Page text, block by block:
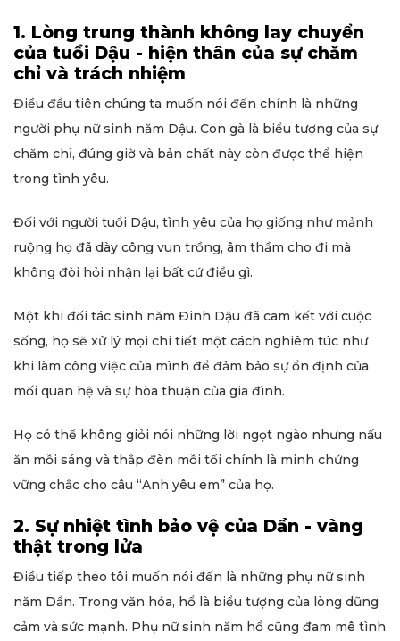
1. Lòng trung thành không lay chuyển
của tuổi Dậu - hiện thân của sự chăm
chỉ và trách nhiệm
Điều đầu tiên chúng ta muốn nói đến chính là những
người phụ nữ sinh năm Dậu. Con gà là biểu tượng của sự
chăm chỉ, đúng giờ và bản chất này còn được thể hiện
trong tình yêu.
Đối với người tuổi Dậu, tình yêu của họ giống như mảnh
ruộng họ đã dày công vun trồng, âm thầm cho đi mà
không đòi hỏi nhận lại bất cứ điều gì.
Một khi đối tác sinh năm Đinh Dậu đã cam kết với cuộc
sống, họ sẽ xử lý mọi chi tiết một cách nghiêm túc như
khi làm công việc của mình để đảm bảo sự ổn định của
mối quan hệ và sự hòa thuận của gia đình.
Họ có thể không giỏi nói những lời ngọt ngào nhưng nấu
ăn mỗi sáng và thắp đèn mỗi tối chính là minh chứng
vững chắc cho câu “Anh yêu em” của họ.
2. Sự nhiệt tình bảo vệ của Dần - vàng
thật trong lửa
Điều tiếp theo tôi muốn nói đến là những phụ nữ sinh
năm Dần. Trong văn hóa, hổ là biểu tượng của lòng dũng
cảm và sức mạnh. Phụ nữ sinh năm hổ cũng đam mê tình